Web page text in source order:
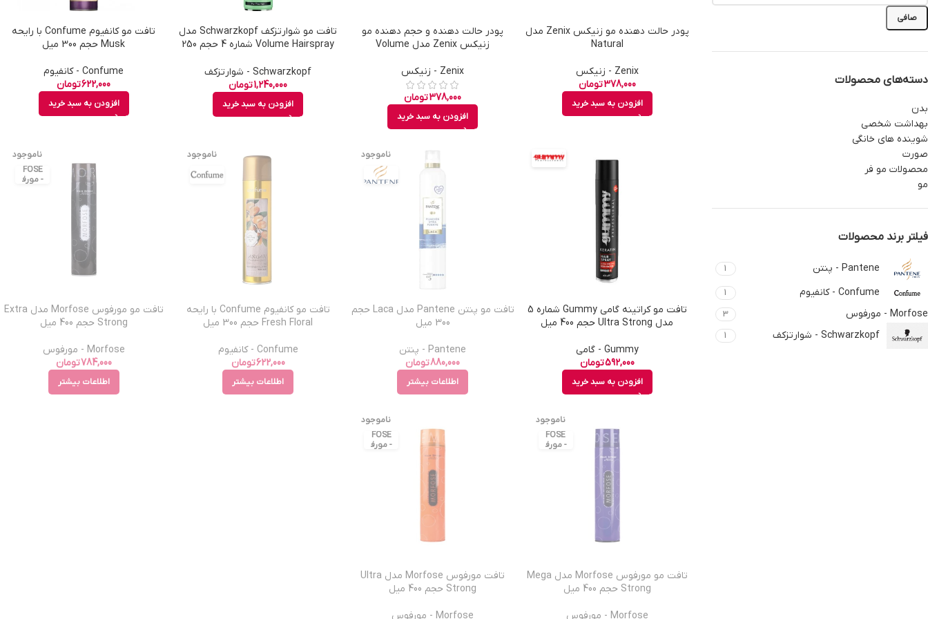
صافی
دسته‌های محصولات
بدن
بهداشت شخصی
شوینده های خانگی
صورت
محصولات مو فر
مو
فیلتر برند محصولات
Pantene - پنتن 1
Confume - کانفیوم 1
Morfose - مورفوس 3
Schwarzkopf - شوارتزکف 1
پودر حالت دهنده مو زنیکس Zenix مدل
Natural
Zenix - زنیکس
378,000تومان
افزودن به سبد خرید
پودر حالت دهنده و حجم دهنده مو
زنیکس Zenix مدل Volume
Zenix - زنیکس
378,000تومان
افزودن به سبد خرید
تافت مو شوارتزکف Schwarzkopf مدل
Volume Hairspray شماره 4 حجم 250
Schwarzkopf - شوارتزکف
1,240,000تومان
افزودن به سبد خرید
تافت مو کانفیوم Confume با رایحه
Musk حجم 300 میل
Confume - کانفیوم
622,000تومان
افزودن به سبد خرید
تافت مو کراتینه گامی Gummy شماره 5
مدل Ultra Strong حجم 400 میل
Gummy - گامی
592,000تومان
افزودن به سبد خرید
ناموجود
تافت مو پنتن Pantene مدل Laca حجم
300 میل
Pantene - پنتن
880,000تومان
اطلاعات بیشتر
ناموجود
تافت مو کانفیوم Confume با رایحه
Fresh Floral حجم 300 میل
Confume - کانفیوم
622,000تومان
اطلاعات بیشتر
ناموجود
MOR
FOSE
- مورف
تافت مو مورفوس Morfose مدل Extra
Strong حجم 400 میل
Morfose - مورفوس
784,000تومان
اطلاعات بیشتر
ناموجود
MOR
FOSE
- مورف
تافت مو مورفوس Morfose مدل Mega
Strong حجم 400 میل
Morfose - مورفوس
ناموجود
MOR
FOSE
- مورف
تافت مورفوس Morfose مدل Ultra
Strong حجم 400 میل
Morfose - مورفوس